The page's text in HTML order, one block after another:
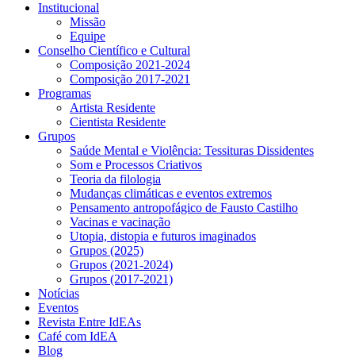
Institucional
Missão
Equipe
Conselho Científico e Cultural
Composição 2021-2024
Composição 2017-2021
Programas
Artista Residente
Cientista Residente
Grupos
Saúde Mental e Violência: Tessituras Dissidentes
Som e Processos Criativos
Teoria da filologia
Mudanças climáticas e eventos extremos
Pensamento antropofágico de Fausto Castilho
Vacinas e vacinação
Utopia, distopia e futuros imaginados
Grupos (2025)
Grupos (2021-2024)
Grupos (2017-2021)
Notícias
Eventos
Revista Entre IdEAs
Café com IdEA
Blog